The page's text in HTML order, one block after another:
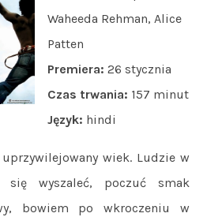
Waheeda Rehman, Alice
Patten
Premiera: 26 stycznia
Czas trwania: 157 minut
Język: hindi
wiek. Ludzie w
wyszaleć, poczuć smak
bowiem po wkroczeniu w